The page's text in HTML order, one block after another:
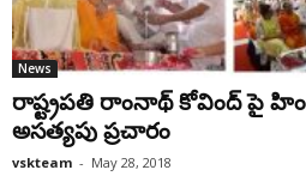
News
రాష్ట్రపతి రాంనాథ్ కోవింద్ పై
అసత్యపు ప్రచారం
vskteam - May 28, 2018